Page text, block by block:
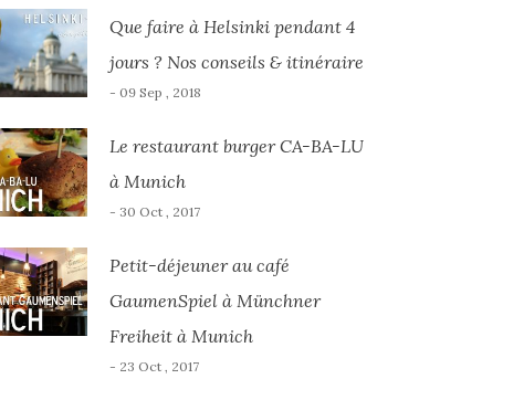
Que faire à Helsinki pendant 4
jours ? Nos conseils & itinéraire
- 09 Sep , 2018
Le restaurant burger CA-BA-LU
à Munich
- 30 Oct , 2017
Petit-déjeuner au café
GaumenSpiel à Münchner
Freiheit à Munich
- 23 Oct , 2017